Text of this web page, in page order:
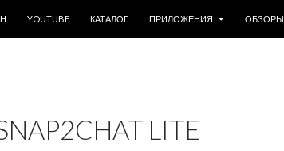
YOUTUBE КАТАЛОГ ПРИЛОЖЕНИЯ ОБЗОРЫ
LITE